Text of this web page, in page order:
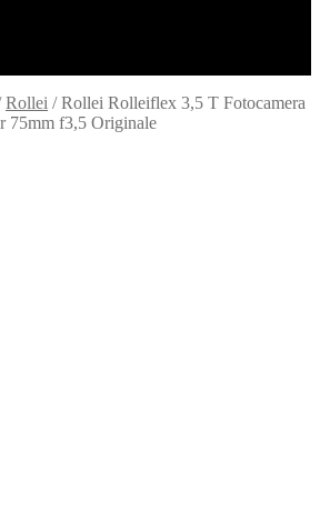
Rollei /Rollei Rolleiflex 3,5 T Fotocamera
75mm f3,5 Originale